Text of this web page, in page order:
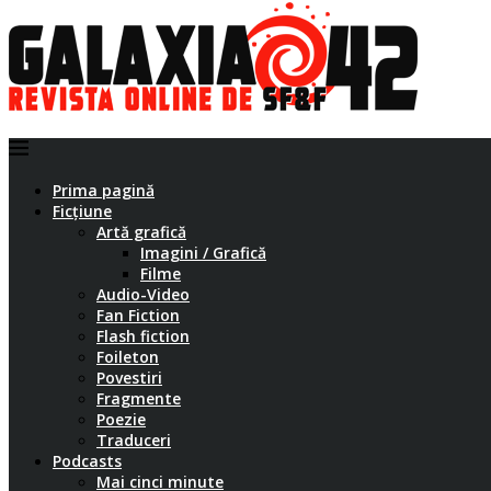
Prima pagină
Ficțiune
Artă grafică
Imagini / Grafică
Filme
Audio-Video
Fan Fiction
Flash fiction
Foileton
Povestiri
Fragmente
Poezie
Traduceri
Podcasts
Mai cinci minute